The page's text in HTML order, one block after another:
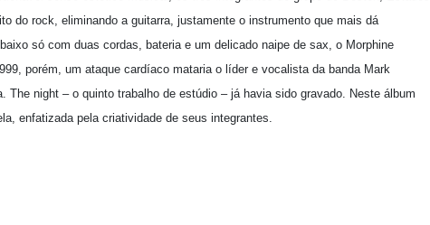
do rock, eliminando a guitarra, justamente o instrumento que mais dá
só com duas cordas, bateria e um delicado naipe de sax, o Morphine
porém, um ataque cardíaco mataria o líder e vocalista da banda Mark
night – o quinto trabalho de estúdio – já havia sido gravado. Neste álbum
enfatizada pela criatividade de seus integrantes.